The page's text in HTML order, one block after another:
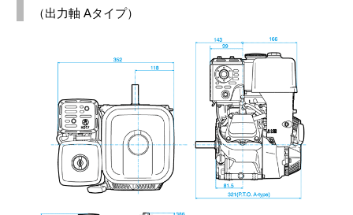
（出力軸 Aタイプ）